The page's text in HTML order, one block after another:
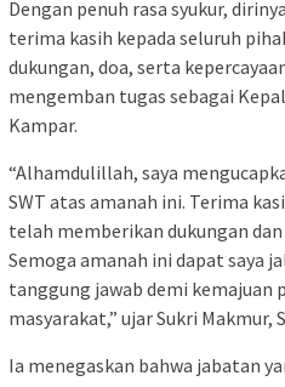
Dengan penuh rasa syukur,
terima kasih kepada seluruh
dukungan, doa, serta
mengemban tugas sebagai
Kampar.
“Alhamdulillah, saya
SWT atas amanah ini. Terima
telah memberikan dukungan dan
Semoga amanah ini dapat saya
tanggung jawab demi kemajuan
masyarakat,” ujar Sukri Makmur,
Ia menegaskan bahwa jabatan